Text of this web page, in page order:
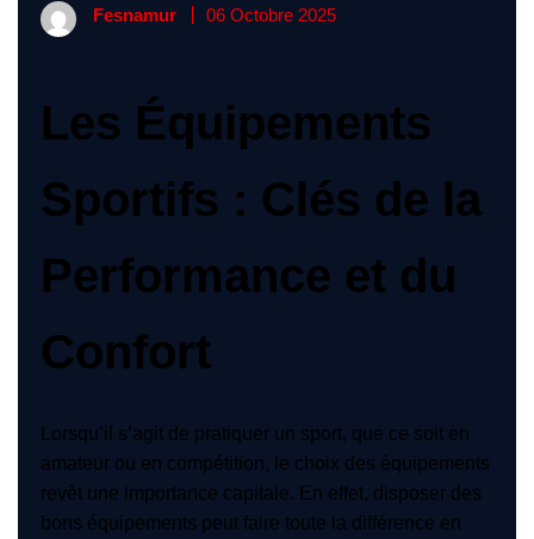
Fesnamur 06 Octobre 2025
Les Équipements
Sportifs : Clés de la
Performance et du
Confort
Lorsqu’il s’agit de pratiquer un sport, que ce soit en
amateur ou en compétition, le choix des équipements
revêt une importance capitale. En effet, disposer des
bons équipements peut faire toute la différence en